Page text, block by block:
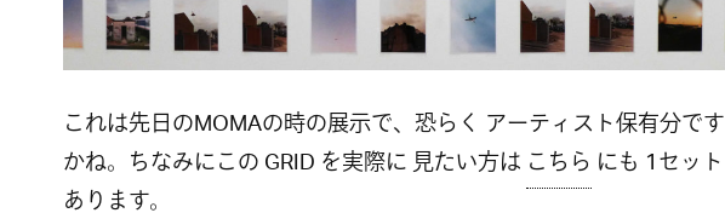
これは先日のMOMAの時の展示で、恐らく アーティスト保有分です
かね。ちなみにこの GRID を実際に 見たい方は こちら にも 1セット
あります。